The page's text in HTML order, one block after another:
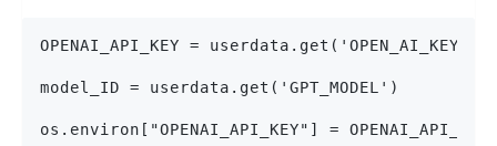
OPENAI_API_KEY = userdata.get('OPEN_AI_KEY')
model_ID = userdata.get('GPT_MODEL')
os.environ["OPENAI_API_KEY"] = OPENAI_API_KEY